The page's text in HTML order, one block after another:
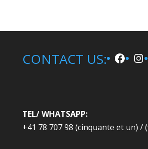
r
a
e
:
CONTACT US:
TEL/ WHATSAPP:
+41 78 707 98 (cinquante et un) /